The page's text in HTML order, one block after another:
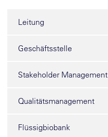
Leitung
Geschäftsstelle
Stakeholder Management
Qualitätsmanagement
Flüssigbiobank